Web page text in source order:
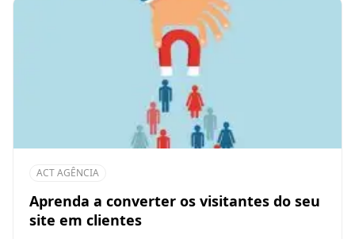
ACT AGÊNCIA
Aprenda a converter os visitantes do seu
site em clientes